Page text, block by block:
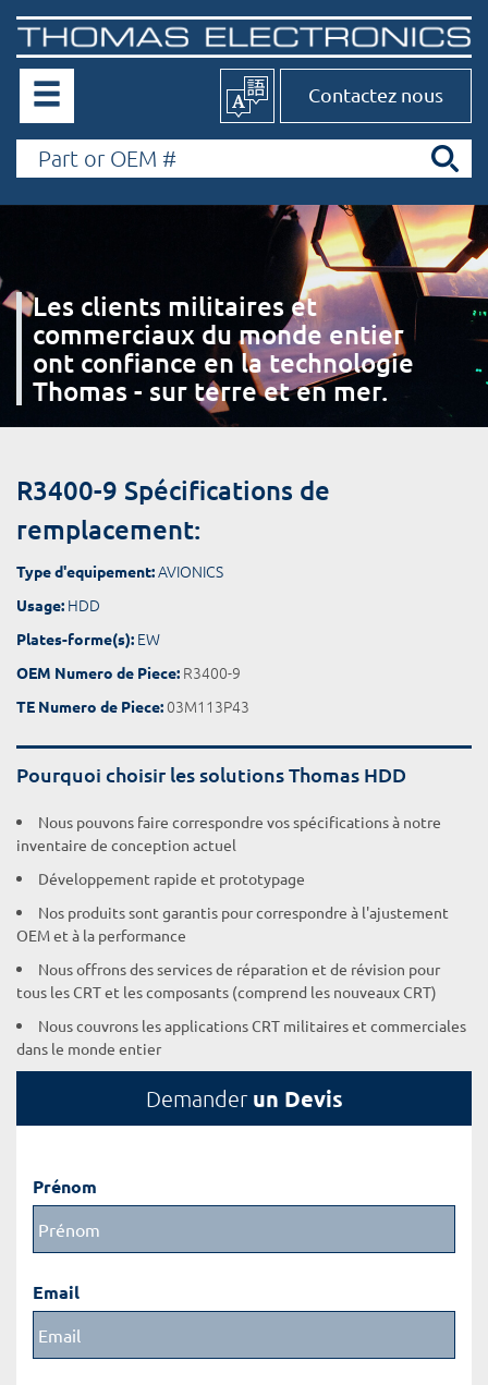
Contactez nous
Les clients militaires et
commerciaux du monde entier
ont confiance en la technologie
Thomas - sur terre et en mer.
R3400-9 Spécifications de
remplacement:
Type d'equipement:AVIONICS
Usage: HDD
Plates-forme(s): EW
OEM Numero de Piece: R3400-9
TE Numero de Piece:03M113P43
Pourquoi choisir les solutions Thomas HDD
Nous pouvons faire correspondre vos spécifications à notre
inventaire de conception actuel
Développement rapide et prototypage
Nos produits sont garantis pour correspondre à l'ajustement
OEM et à la performance
Nous offrons des services de réparation et de révision pour
tous les CRT et les composants (comprend les nouveaux CRT)
Nous couvrons les applications CRT militaires et commerciales
dans le monde entier
Demander un Devis
Prénom
Email